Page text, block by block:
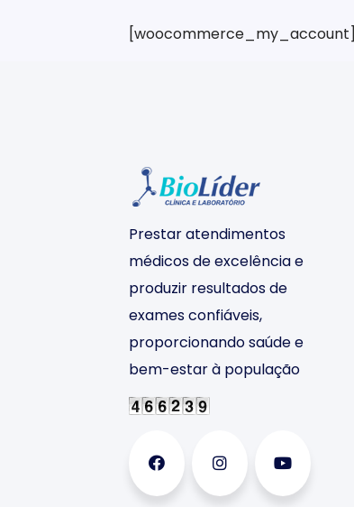
[woocommerce_my_account]
Prestar atendimentos
médicos de excelência e
produzir resultados de
exames confiáveis,
proporcionando saúde e
bem-estar à população